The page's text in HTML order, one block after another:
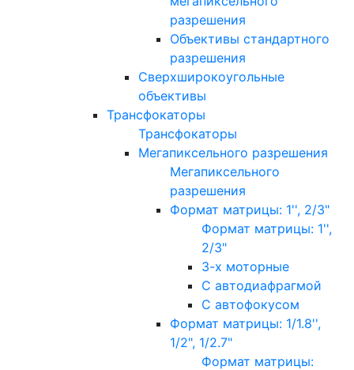
разрешения
Объективы стандартного
разрешения
Сверхширокоугольные
объективы
Трансфокаторы
Трансфокаторы
Мегапиксельного разрешения
Мегапиксельного
разрешения
Формат матрицы: 1'', 2/3"
Формат матрицы: 1'',
2/3"
3-х моторные
С автодиафрагмой
С автофокусом
Формат матрицы: 1/1.8'',
1/2", 1/2.7"
Формат матрицы: